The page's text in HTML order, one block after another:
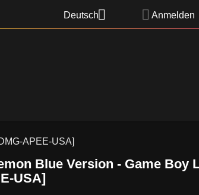
Deutsch  Anmelden
APEE-USA]
Blue Version - Game Boy
USA]